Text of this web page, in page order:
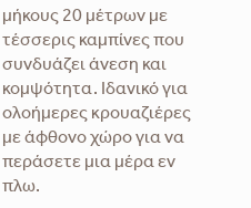
μήκους 20 μέτρων με
τέσσερις καμπίνες που
συνδυάζει άνεση και
κομψότητα. Ιδανικό για
ολοήμερες κρουαζιέρες
με άφθονο χώρο για να
περάσετε μια μέρα εν
πλω.